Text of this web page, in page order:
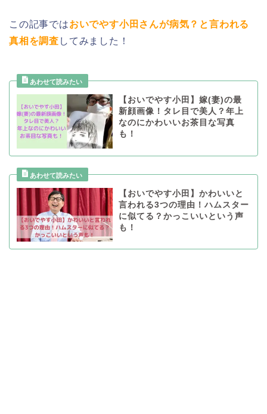
この記事ではおいでやす小田さんが病気？と言われる
真相を調査 してみました！
【おいでやす小田】嫁(妻)の最
新顔画像！タレ目で美人？年上
なのにかわいいお茶目な写真
も！
【おいでやす小田】かわいいと
言われる3つの理由！ハムスター
に似てる？かっこいいという声
も！